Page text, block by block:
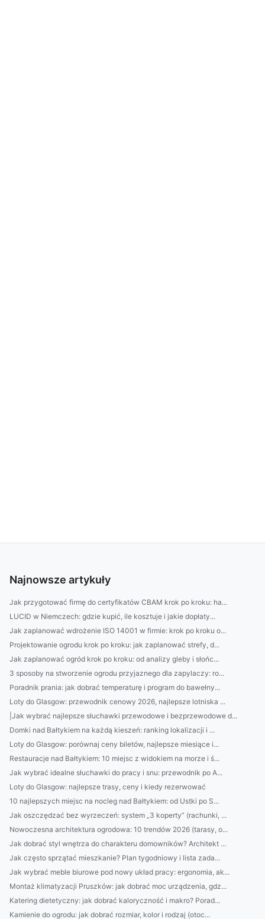
Najnowsze artykuły
Jak przygotować firmę do certyfikatów CBAM krok po kroku: ha...
LUCID w Niemczech: gdzie kupić, ile kosztuje i jakie dopłaty...
Jak zaplanować wdrożenie ISO 14001 w firmie: krok po kroku o...
Projektowanie ogrodu krok po kroku: jak zaplanować strefy, d...
Jak zaplanować ogród krok po kroku: od analizy gleby i słońc...
3 sposoby na stworzenie ogrodu przyjaznego dla zapylaczy: ro...
Poradnik prania: jak dobrać temperaturę i program do bawełny...
Loty do Glasgow: przewodnik cenowy 2026, najlepsze lotniska ...
|Jak wybrać najlepsze słuchawki przewodowe i bezprzewodowe d...
Domki nad Bałtykiem na każdą kieszeń: ranking lokalizacji i ...
Loty do Glasgow: porównaj ceny biletów, najlepsze miesiące i...
Restauracje nad Bałtykiem: 10 miejsc z widokiem na morze i ś...
Jak wybrać idealne słuchawki do pracy i snu: przewodnik po A...
Loty do Glasgow: najlepsze trasy, ceny i kiedy rezerwować
10 najlepszych miejsc na nocleg nad Bałtykiem: od Ustki po S...
Jak oszczędzać bez wyrzeczeń: system „3 koperty” (rachunki, ...
Nowoczesna architektura ogrodowa: 10 trendów 2026 (tarasy, o...
Jak dobrać styl wnętrza do charakteru domowników? Architekt ...
Jak często sprzątać mieszkanie? Plan tygodniowy i lista zada...
Jak wybrać meble biurowe pod nowy układ pracy: ergonomia, ak...
Montaż klimatyzacji Pruszków: jak dobrać moc urządzenia, gdz...
Katering dietetyczny: jak dobrać kaloryczność i makro? Porad...
Kamienie do ogrodu: jak dobrać rozmiar, kolor i rodzaj (otoc...